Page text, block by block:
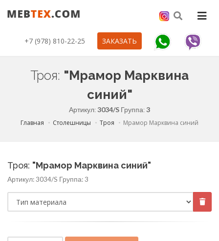
+7 (978) 810-22-25 ЗАКАЗАТЬ
Троя: "Мрамор Марквина
синий"
Артикул:3034/S Группа:3
Главная
Столешницы Троя Мрамор Марквина синий
Троя: "Мрамор Марквина синий"
Артикул:3034/S Группа:3